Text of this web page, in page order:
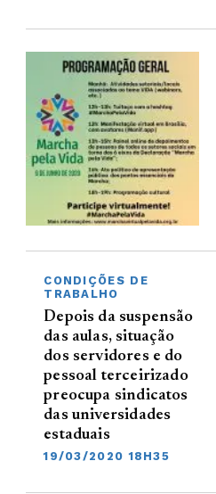
CONDIÇÕES DE
TRABALHO
Depois da suspensão
das aulas, situação
dos servidores e do
pessoal terceirizado
preocupa sindicatos
das universidades
estaduais
19/03/2020 18H35